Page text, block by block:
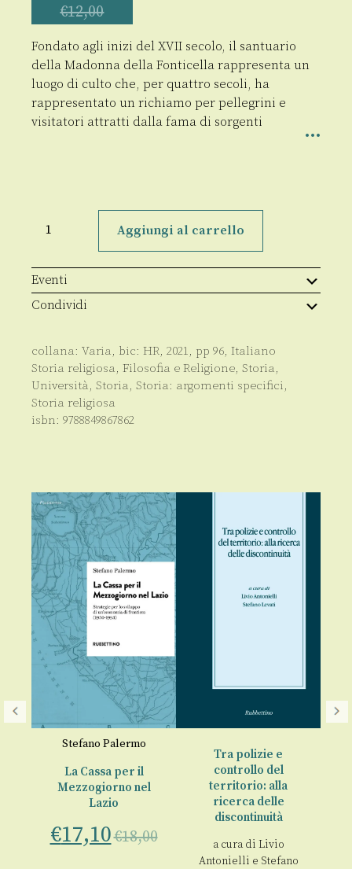
€12,00
Fondato agli inizi del XVII secolo, il santuario
della Madonna della Fonticella rappresenta un
luogo di culto che, per quattro secoli, ha
rappresentato un richiamo per pellegrini e
visitatori attratti dalla fama di sorgenti
pellegrinaggi,
sacro
quantità
Aggiungi al carrello
Eventi
Condividi
collana: Varia, bic: HR, 2021, pp 96, Italiano
Storia religiosa, Filosofia e Religione, Storia,
Università, Storia, Storia: argomenti specifici,
Storia religiosa
isbn: 9788849867862
Stefano Palermo
La Cassa per il
Mezzogiorno nel
Lazio
€17,10€18,00
Tra polizie e
controllo del
territorio: alla
ricerca delle
discontinuità
a cura di Livio
Antonielli e Stefano